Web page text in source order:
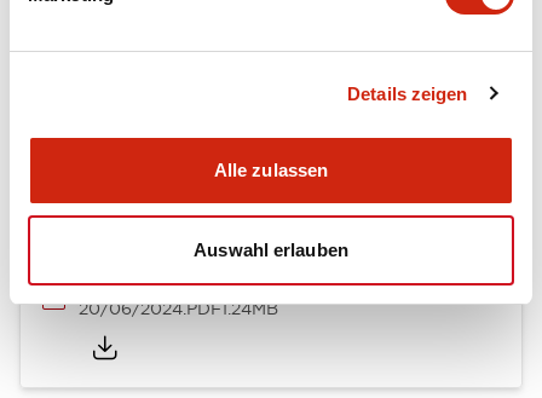
Details zeigen
Alle zulassen
Auswahl erlauben
PS3V Catalog
20/06/2024.PDF1.24MB